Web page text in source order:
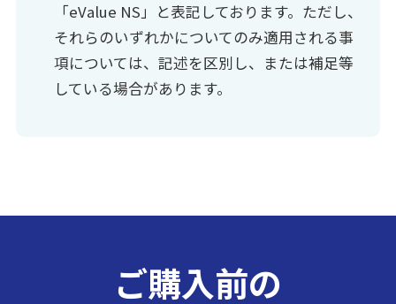
「eValue NS」と表記しております。ただし、
それらのいずれかについてのみ適用される事
項については、記述を区別し、または補足等
している場合があります。
ご購入前の